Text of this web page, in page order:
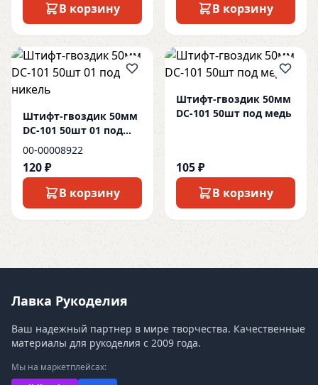
В корзину
В корзину
Штифт-гвоздик 50мм
DC-101 50шт 01 под
никель
00-00008922
120 ₽
В корзину
Штифт-гвоздик 50мм
DC-101 50шт под медь
105 ₽
В корзину
Лавка Рукоделия
Ваш надежный партнер в мире творчества. Качественные
материалы для рукоделия с 2009 года.
Мы на маркетплейсах: